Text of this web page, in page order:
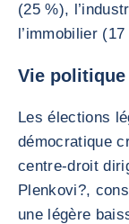
(25 %),
l’immobilier (17
Vie
Les élections
démocratique
centre-droit
Plenkovi?,
une légère